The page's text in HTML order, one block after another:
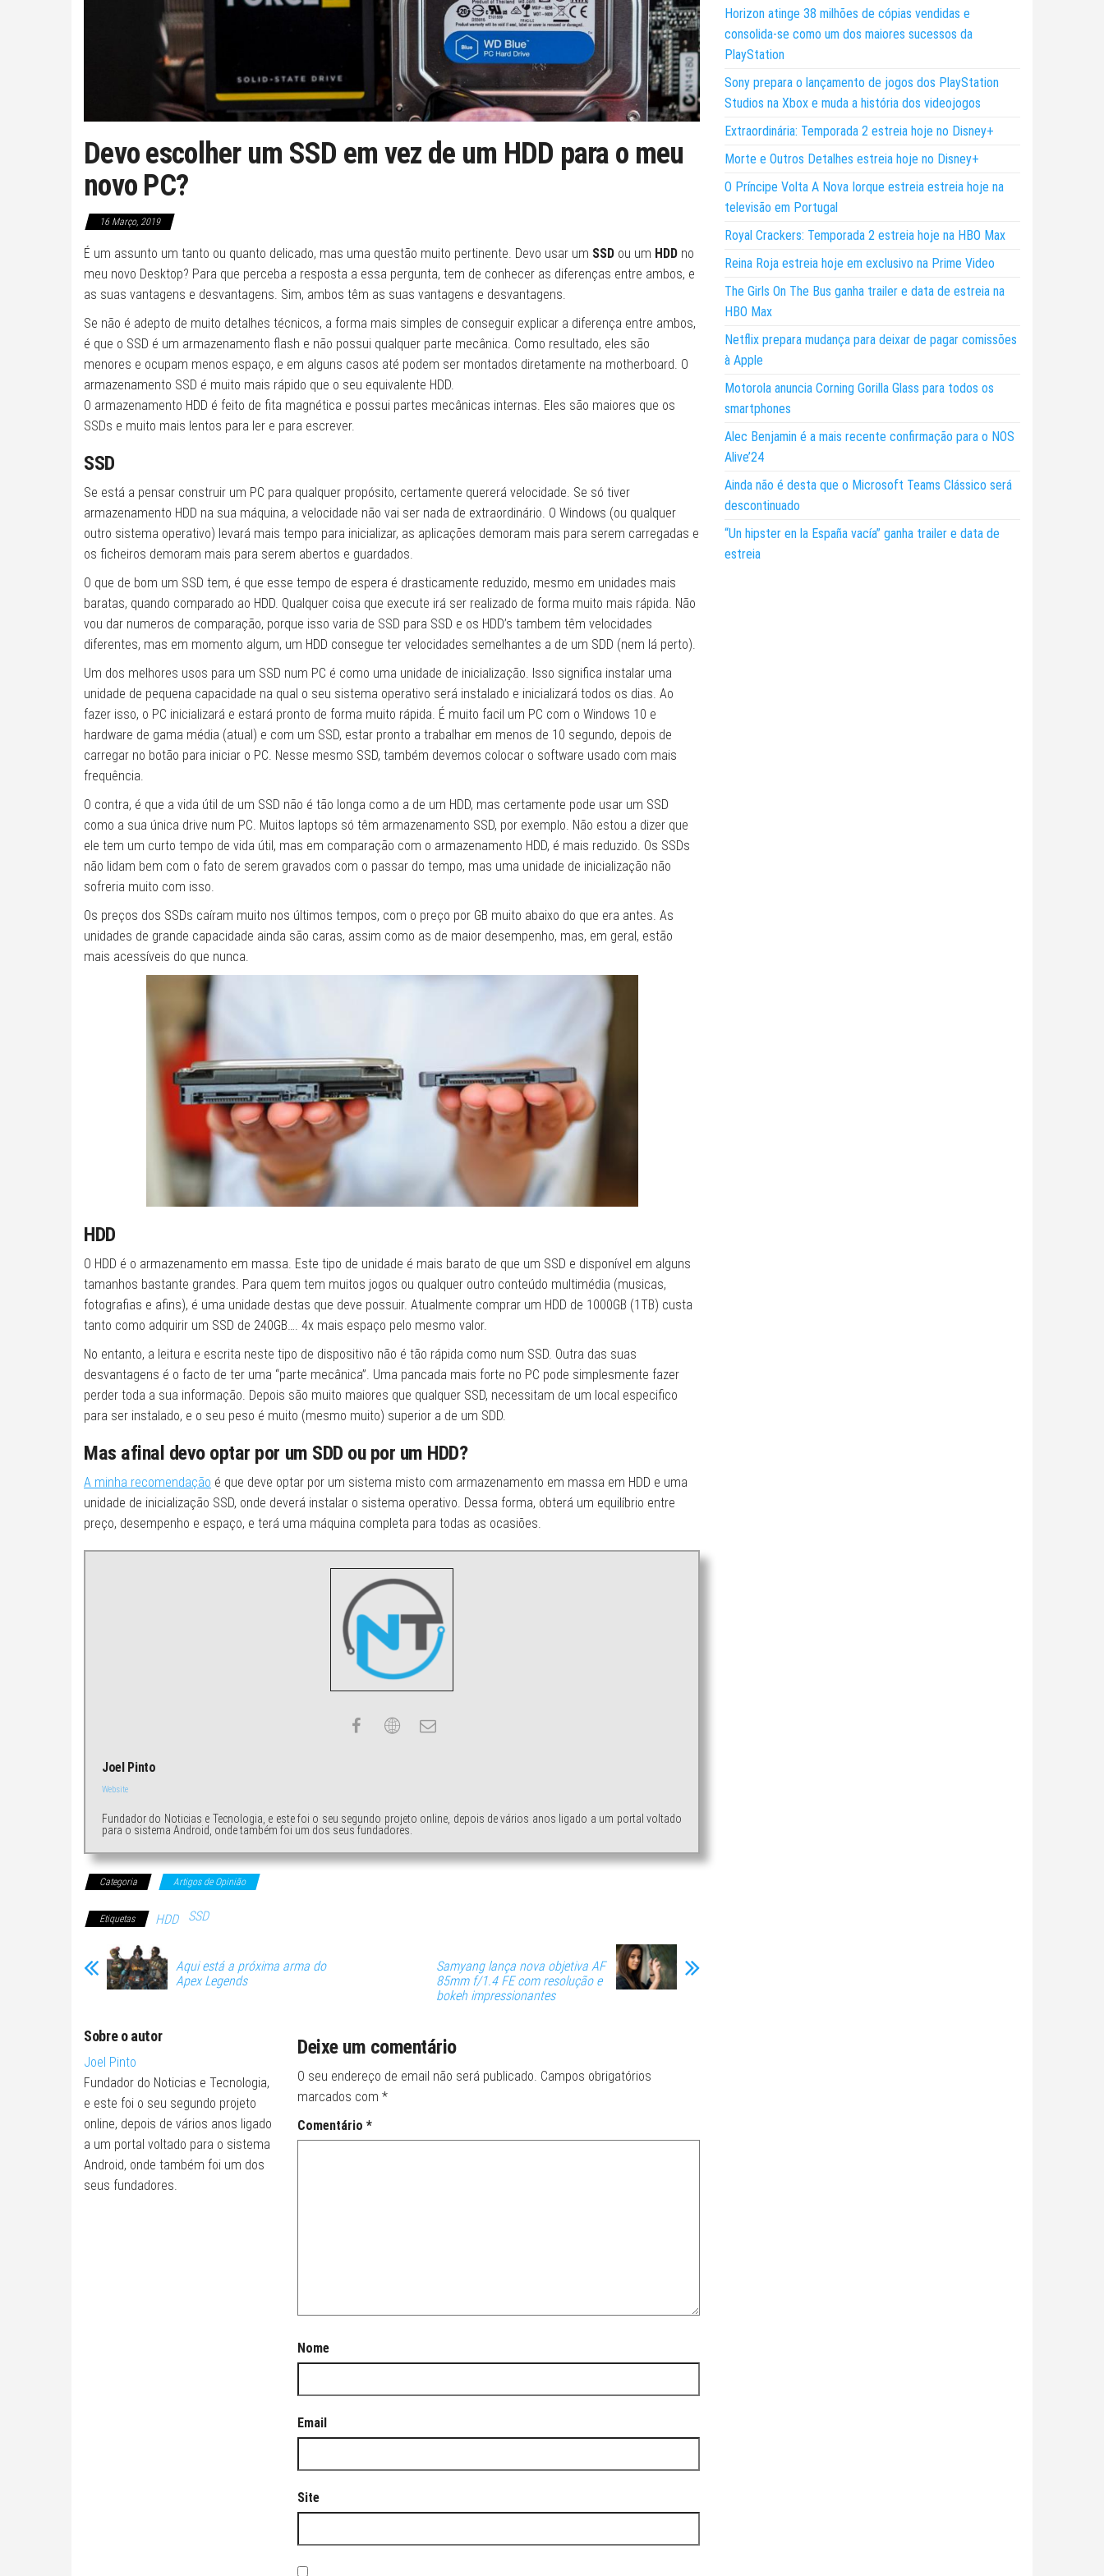
Devo escolher um SSD em vez de um HDD para o meu
novo PC?
16 Março, 2019
É um assunto um tanto ou quanto delicado, mas uma questão muito pertinente. Devo usar um SSD ou um HDD no
meu novo Desktop? Para que perceba a resposta a essa pergunta, tem de conhecer as diferenças entre ambos, e
as suas vantagens e desvantagens. Sim, ambos têm as suas vantagens e desvantagens.
Se não é adepto de muito detalhes técnicos, a forma mais simples de conseguir explicar a diferença entre ambos,
é que o SSD é um armazenamento flash e não possui qualquer parte mecânica. Como resultado, eles são
menores e ocupam menos espaço, e em alguns casos até podem ser montados diretamente na motherboard. O
armazenamento SSD é muito mais rápido que o seu equivalente HDD.
O armazenamento HDD é feito de fita magnética e possui partes mecânicas internas. Eles são maiores que os
SSDs e muito mais lentos para ler e para escrever.
SSD
Se está a pensar construir um PC para qualquer propósito, certamente quererá velocidade. Se só tiver
armazenamento HDD na sua máquina, a velocidade não vai ser nada de extraordinário. O Windows (ou qualquer
outro sistema operativo) levará mais tempo para inicializar, as aplicações demoram mais para serem carregadas e
os ficheiros demoram mais para serem abertos e guardados.
O que de bom um SSD tem, é que esse tempo de espera é drasticamente reduzido, mesmo em unidades mais
baratas, quando comparado ao HDD. Qualquer coisa que execute irá ser realizado de forma muito mais rápida. Não
vou dar numeros de comparação, porque isso varia de SSD para SSD e os HDD’s tambem têm velocidades
diferentes, mas em momento algum, um HDD consegue ter velocidades semelhantes a de um SDD (nem lá perto).
Um dos melhores usos para um SSD num PC é como uma unidade de inicialização. Isso significa instalar uma
unidade de pequena capacidade na qual o seu sistema operativo será instalado e inicializará todos os dias. Ao
fazer isso, o PC inicializará e estará pronto de forma muito rápida. É muito facil um PC com o Windows 10 e
hardware de gama média (atual) e com um SSD, estar pronto a trabalhar em menos de 10 segundo, depois de
carregar no botão para iniciar o PC. Nesse mesmo SSD, também devemos colocar o software usado com mais
frequência.
O contra, é que a vida útil de um SSD não é tão longa como a de um HDD, mas certamente pode usar um SSD
como a sua única drive num PC. Muitos laptops só têm armazenamento SSD, por exemplo. Não estou a dizer que
ele tem um curto tempo de vida útil, mas em comparação com o armazenamento HDD, é mais reduzido. Os SSDs
não lidam bem com o fato de serem gravados com o passar do tempo, mas uma unidade de inicialização não
sofreria muito com isso.
Os preços dos SSDs caíram muito nos últimos tempos, com o preço por GB muito abaixo do que era antes. As
unidades de grande capacidade ainda são caras, assim como as de maior desempenho, mas, em geral, estão
mais acessíveis do que nunca.
HDD
O HDD é o armazenamento em massa. Este tipo de unidade é mais barato de que um SSD e disponível em alguns
tamanhos bastante grandes. Para quem tem muitos jogos ou qualquer outro conteúdo multimédia (musicas,
fotografias e afins), é uma unidade destas que deve possuir. Atualmente comprar um HDD de 1000GB (1TB) custa
tanto como adquirir um SSD de 240GB…. 4x mais espaço pelo mesmo valor.
No entanto, a leitura e escrita neste tipo de dispositivo não é tão rápida como num SSD. Outra das suas
desvantagens é o facto de ter uma “parte mecânica”. Uma pancada mais forte no PC pode simplesmente fazer
perder toda a sua informação. Depois são muito maiores que qualquer SSD, necessitam de um local especifico
para ser instalado, e o seu peso é muito (mesmo muito) superior a de um SDD.
Mas afinal devo optar por um SDD ou por um HDD?
A minha recomendação é que deve optar por um sistema misto com armazenamento em massa em HDD e uma
unidade de inicialização SSD, onde deverá instalar o sistema operativo. Dessa forma, obterá um equilíbrio entre
preço, desempenho e espaço, e terá uma máquina completa para todas as ocasiões.
Joel Pinto
Website
Fundador do Noticias e Tecnologia, e este foi o seu segundo projeto online, depois de vários anos ligado a um portal voltado
para o sistema Android, onde também foi um dos seus fundadores.
Categoria Artigos de Opinião
Etiquetas HDD SSD
Aqui está a próxima arma do
Apex Legends
Samyang lança nova objetiva AF
85mm f/1.4 FE com resolução e
bokeh impressionantes
Sobre o autor
Joel Pinto
Fundador do Noticias e Tecnologia,
e este foi o seu segundo projeto
online, depois de vários anos ligado
a um portal voltado para o sistema
Android, onde também foi um dos
seus fundadores.
Deixe um comentário
O seu endereço de email não será publicado. Campos obrigatórios
marcados com *
Comentário *
Nome
Email
Site
Horizon atinge 38 milhões de cópias vendidas e
consolida-se como um dos maiores sucessos da
PlayStation
Sony prepara o lançamento de jogos dos PlayStation
Studios na Xbox e muda a história dos videojogos
Extraordinária: Temporada 2 estreia hoje no Disney+
Morte e Outros Detalhes estreia hoje no Disney+
O Príncipe Volta A Nova Iorque estreia estreia hoje na
televisão em Portugal
Royal Crackers: Temporada 2 estreia hoje na HBO Max
Reina Roja estreia hoje em exclusivo na Prime Video
The Girls On The Bus ganha trailer e data de estreia na
HBO Max
Netflix prepara mudança para deixar de pagar comissões
à Apple
Motorola anuncia Corning Gorilla Glass para todos os
smartphones
Alec Benjamin é a mais recente confirmação para o NOS
Alive’24
Ainda não é desta que o Microsoft Teams Clássico será
descontinuado
“Un hipster en la España vacía” ganha trailer e data de
estreia